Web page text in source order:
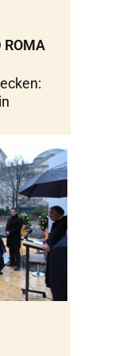
ROMA